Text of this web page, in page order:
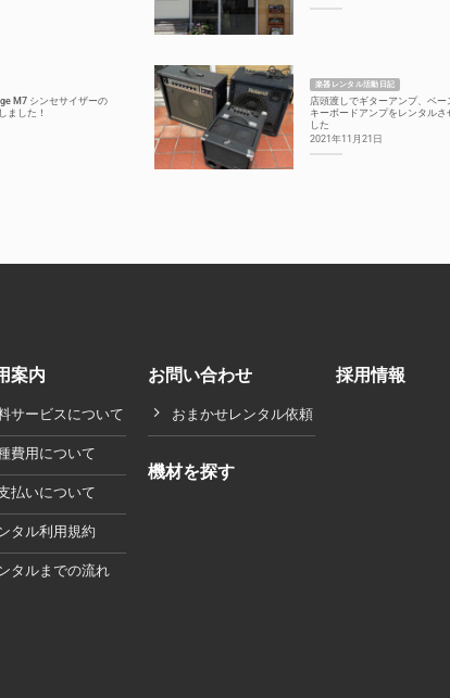
M7 シンセサイザーの
ました！
楽器レンタル活動日記
店頭渡しでギターアンプ、ベー
キーボードアンプをレンタルさ
した
2021年11月21日
案内
サービスについて
費用について
払いについて
タル利用規約
タルまでの流れ
お問い合わせ
おまかせレンタル依頼
機材を探す
採用情報